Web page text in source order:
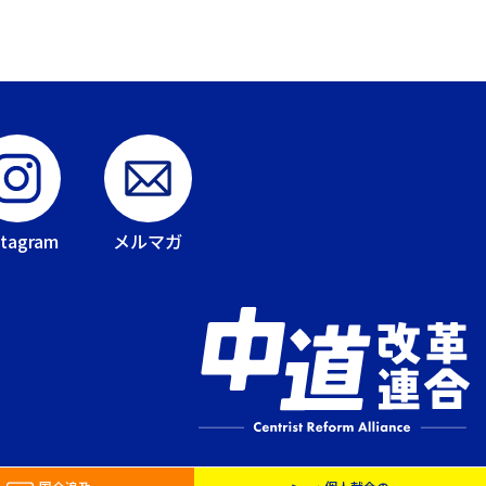
メルマガ